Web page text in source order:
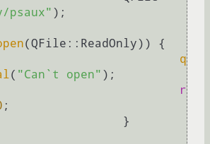
psaux" ) ;
(QFile::ReadOnly)) {
q
( "Can`t open" );
r
;